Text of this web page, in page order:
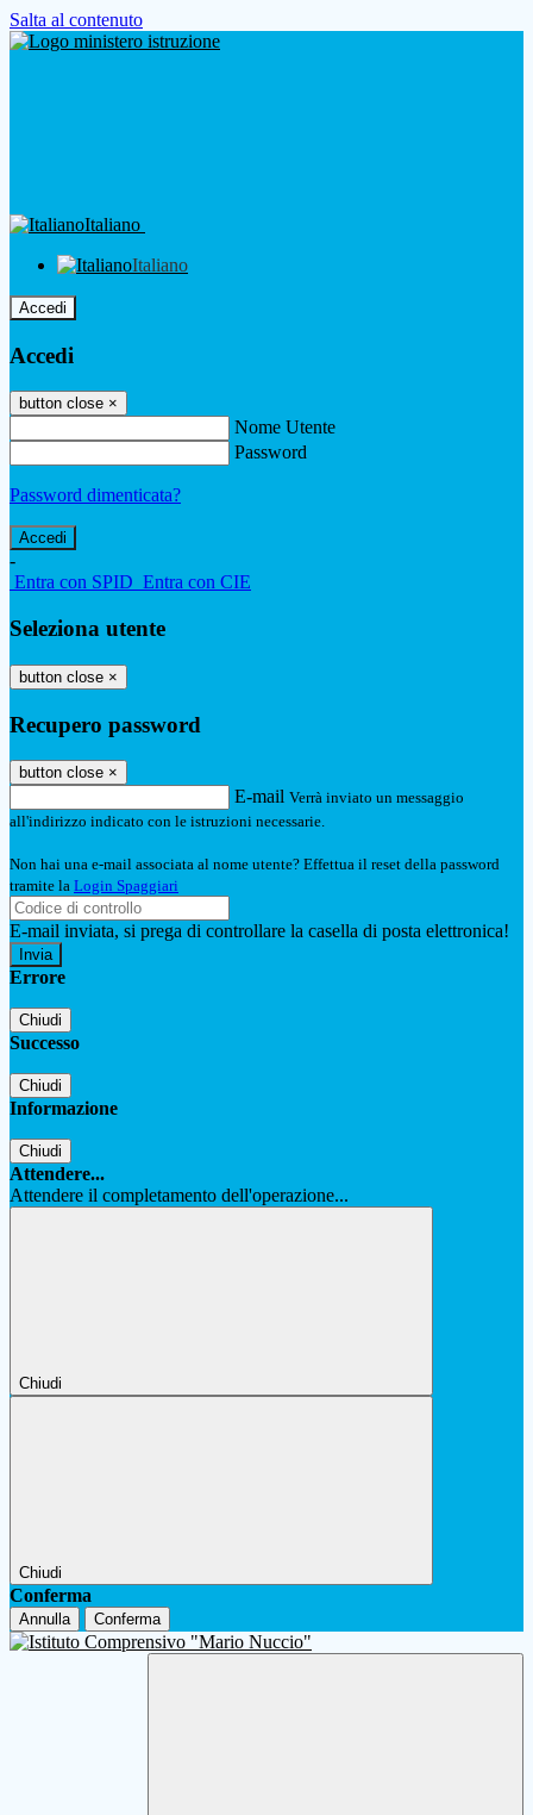
Salta al contenuto
Italiano
Italiano
Accedi
Accedi
button close ×
Nome Utente
Password
Password dimenticata?
-
Entra con SPID Entra con CIE
Seleziona utente
button close ×
Recupero password
button close ×
E-mail Verrà inviato un messaggio
all'indirizzo indicato con le istruzioni necessarie.
Non hai una e-mail associata al nome utente? Effettua il reset della password
tramite la Login Spaggiari
E-mail inviata, si prega di controllare la casella di posta elettronica!
Errore
Chiudi
Successo
Chiudi
Informazione
Chiudi
Attendere...
Attendere il completamento dell'operazione...
Chiudi
Chiudi
Conferma
Annulla Conferma